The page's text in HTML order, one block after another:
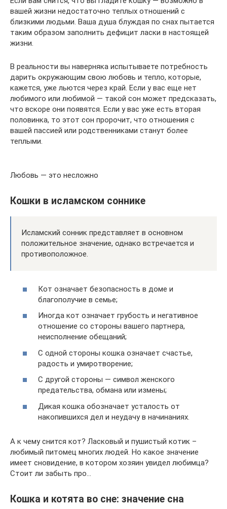
вашей жизни недостаточно теплых отношений с
близкими людьми. Ваша душа блуждая по снах пытается
таким образом заполнить дефицит ласки в настоящей
жизни.
В реальности вы наверняка испытываете потребность
дарить окружающим свою любовь и тепло, которые,
кажется, уже льются через край. Если у вас еще нет
любимого или любимой — такой сон может предсказать,
что вскоре они появятся. Если у вас уже есть вторая
половинка, то этот сон пророчит, что отношения с
вашей пассией или родственниками станут более
теплыми.
Любовь — это несложно
Кошки в исламском соннике
Исламский сонник представляет в основном
положительное значение, однако встречается и
противоположное.
Кот означает безопасность в доме и
благополучие в семье;
Иногда кот означает грубость и негативное
отношение со стороны вашего партнера,
неисполнение обещаний;
С одной стороны кошка означает счастье,
радость и умиротворение;
С другой стороны — символ женского
предательства, обмана или измены;
Дикая кошка обозначает усталость от
накопившихся дел и неудачу в начинаниях.
А к чему снится кот? Ласковый и пушистый котик –
любимый питомец многих людей. Но какое значение
имеет сновидение, в котором хозяин увидел любимца?
Стоит ли забыть про…
Кошка и котята во сне: значение сна